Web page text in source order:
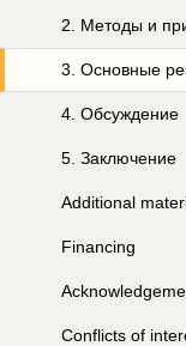
2 Методы и
3 Основные
4 Обсуждение
5 Заключение
Additional
Financing
Conflicts of